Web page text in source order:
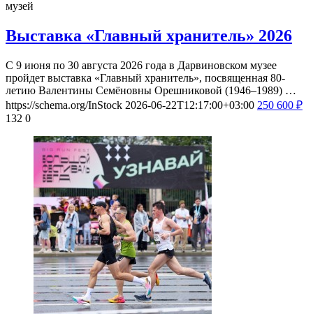
музей
Выставка «Главный хранитель» 2026
С 9 июня по 30 августа 2026 года в Дарвиновском музее
пройдет выставка «Главный хранитель», посвященная 80-
летию Валентины Семёновны Орешниковой (1946–1989) …
https://schema.org/InStock 2026-06-22T12:17:00+03:00 250 600 ₽
132 0